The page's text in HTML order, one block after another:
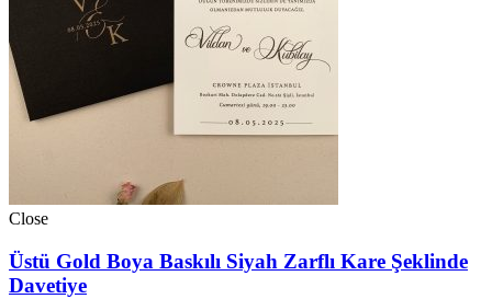
Close
Üstü Gold Boya Baskılı Siyah Zarflı Kare Şeklinde
Davetiye